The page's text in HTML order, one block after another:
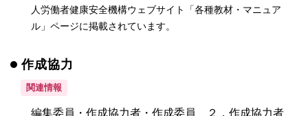
人労働者健康安全機構ウェブサイト「各種教材・マニュア
ル」ページに掲載されています。
作成協力
関連情報
編集委員・作成協力者・作成委員 ２．作成協力者